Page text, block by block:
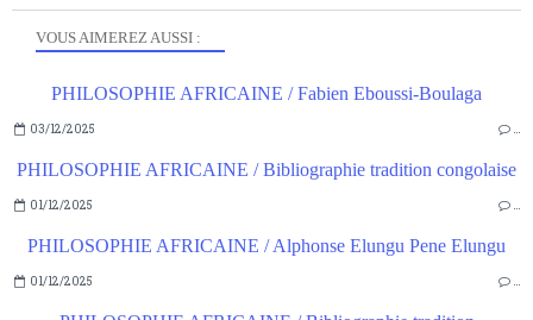
VOUS AIMEREZ AUSSI :
PHILOSOPHIE AFRICAINE / Fabien Eboussi-Boulaga
03/12/2025 …
PHILOSOPHIE AFRICAINE / Bibliographie tradition congolaise
01/12/2025 …
PHILOSOPHIE AFRICAINE / Alphonse Elungu Pene Elungu
01/12/2025 …